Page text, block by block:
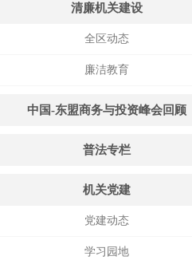
清廉机关建设
全区动态
廉洁教育
中国-东盟商务与投资峰会回顾
普法专栏
机关党建
党建动态
学习园地